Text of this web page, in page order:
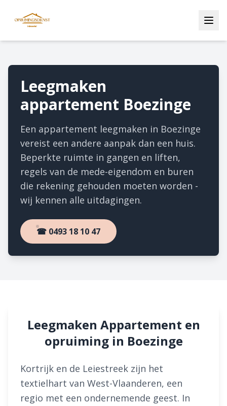
Leegmaken
appartement Boezinge
Een appartement leegmaken in Boezinge
vereist een andere aanpak dan een huis.
Beperkte ruimte in gangen en liften,
regels van de mede-eigendom en buren
die rekening gehouden moeten worden -
wij kennen alle uitdagingen.
☎ 0493 18 10 47
Leegmaken Appartement en
opruiming in Boezinge
Kortrijk en de Leiestreek zijn het
textielhart van West-Vlaanderen, een
regio met een ondernemende geest. In